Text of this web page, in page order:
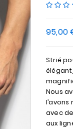
95,00
Strié
Nous
avec
aux